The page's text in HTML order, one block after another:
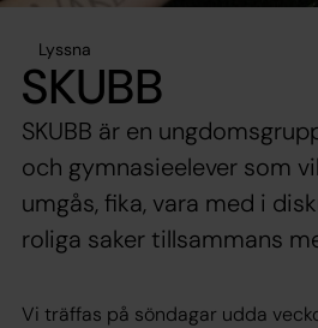
Lyssna
SKUBB
SKUBB är en
och gymnasieelever som
umgås, fika, vara med i
roliga saker tillsammans
Vi träffas på söndagar udda